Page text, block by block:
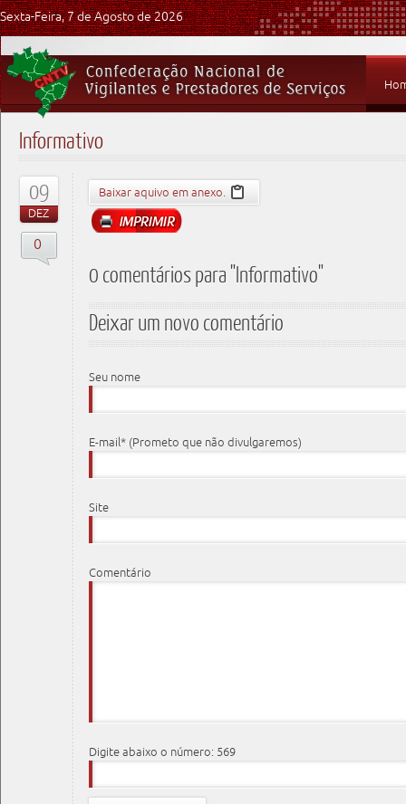
Sexta-Feira, 7 de Agosto de 2026
Informativo
09
DEZ
0
Baixar aquivo em anexo.
0 comentários para "Informativo"
Deixar um novo comentário
Seu nome
E-mail* (Prometo que não divulgaremos)
Site
Comentário
Digite abaixo o número: 569